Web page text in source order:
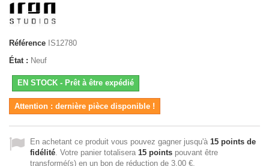
Référence IS12780
État : Neuf
EN STOCK - Prêt à être expédié
Attention : dernière pièce disponible !
En achetant ce produit vous pouvez gagner jusqu'à 15 points de
fidélité . Votre panier totalisera 15 points pouvant être
transformé(s) en un bon de réduction de 3,00 €